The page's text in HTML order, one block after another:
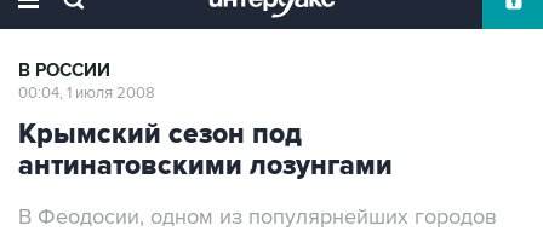
В РОССИИ
00:04, 1 июля 2008
Крымский сезон под
антинатовскими лозунгами
В Феодосии, одном из популярнейших городов